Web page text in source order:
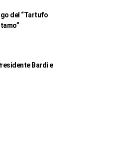
del “Tartufo
Bardi e